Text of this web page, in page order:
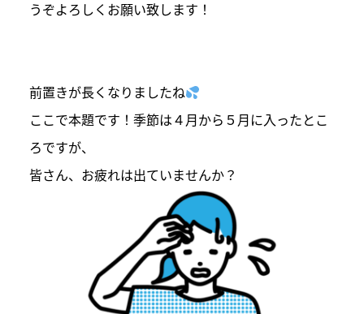
うぞよろしくお願い致します！
前置きが長くなりましたね
ここで本題です！季節は４月から５月に入ったとこ
ろですが、
皆さん、お疲れは出ていませんか？